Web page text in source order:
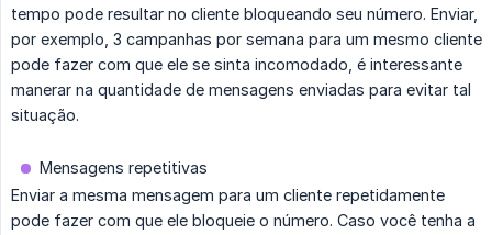
tempo pode resultar no cliente bloqueando seu número. Enviar,
por exemplo, 3 campanhas por semana para um mesmo cliente
pode fazer com que ele se sinta incomodado, é interessante
manerar na quantidade de mensagens enviadas para evitar tal
situação.
Mensagens repetitivas
Enviar a mesma mensagem para um cliente repetidamente
pode fazer com que ele bloqueie o número. Caso você tenha a